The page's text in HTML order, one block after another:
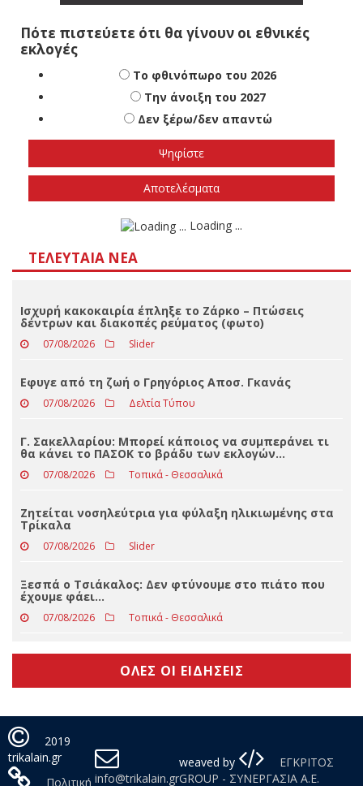
Πότε πιστεύετε ότι θα γίνουν οι εθνικές
εκλογές
Το φθινόπωρο του 2026
Την άνοιξη του 2027
Δεν ξέρω/δεν απαντώ
ΤΕΛΕΥΤΑΊΑ ΝΈΑ
Ισχυρή κακοκαιρία έπληξε το Ζάρκο – Πτώσεις
δέντρων και διακοπές ρεύματος (φωτο)
Eφυγε από τη ζωή ο Γρηγόριος Αποσ. Γκανάς
07/08/2026 Δελτία Τύπου
Γ. Σακελλαρίου: Μπορεί κάποιος να συμπεράνει τι
θα κάνει το ΠΑΣΟΚ το βράδυ των εκλογών…
07/08/2026 Τοπικά - Θεσσαλικά
Ζητείται νοσηλεύτρια για φύλαξη ηλικιωμένης στα
Τρίκαλα
07/08/2026 Slider
Ξεσπά ο Τσιάκαλος: Δεν φτύνουμε στο πιάτο που
07/08/2026 Τοπικά - Θεσσαλικά